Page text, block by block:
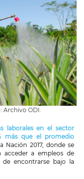
Archivo ODI.
laborales en el sector
más que el promedio
Nación 2017, donde se
acceder a empleos de
de encontrarse bajo la